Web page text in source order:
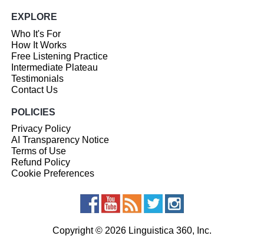
EXPLORE
Who It's For
How It Works
Free Listening Practice
Intermediate Plateau
Testimonials
Contact Us
POLICIES
Privacy Policy
AI Transparency Notice
Terms of Use
Refund Policy
Cookie Preferences
Copyright © 2026 Linguistica 360, Inc.